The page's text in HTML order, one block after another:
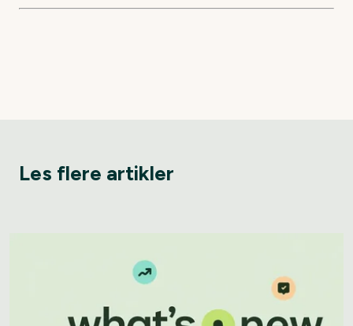
Les flere artikler